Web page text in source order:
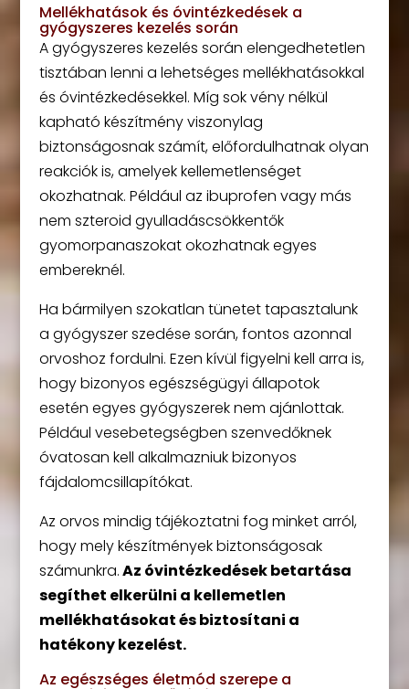
Mellékhatások és óvintézkedések a
gyógyszeres kezelés során
A gyógyszeres kezelés során elengedhetetlen
tisztában lenni a lehetséges mellékhatásokkal
és óvintézkedésekkel. Míg sok vény nélkül
kapható készítmény viszonylag
biztonságosnak számít, előfordulhatnak olyan
reakciók is, amelyek kellemetlenséget
okozhatnak. Például az ibuprofen vagy más
nem szteroid gyulladáscsökkentők
gyomorpanaszokat okozhatnak egyes
embereknél.
Ha bármilyen szokatlan tünetet tapasztalunk
a gyógyszer szedése során, fontos azonnal
orvoshoz fordulni. Ezen kívül figyelni kell arra is,
hogy bizonyos egészségügyi állapotok
esetén egyes gyógyszerek nem ajánlottak.
Például vesebetegségben szenvedőknek
óvatosan kell alkalmazniuk bizonyos
fájdalomcsillapítókat.
Az orvos mindig tájékoztatni fog minket arról,
hogy mely készítmények biztonságosak
számunkra.Az óvintézkedések betartása
segíthet elkerülni a kellemetlen
mellékhatásokat és biztosítani a
hatékony kezelést.
Az egészséges életmód szerepe a